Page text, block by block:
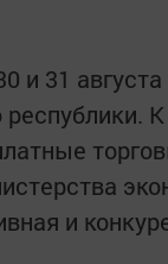
и 31
и